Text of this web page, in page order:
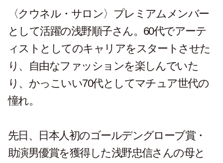
〈クウネル・サロン〉プレミアムメンバー
として活躍の浅野順子さん。60代でアーテ
ィストとしてのキャリアをスタートさせた
り、自由なファッションを楽しんでいた
り、かっこいい70代としてマチュア世代の
憧れ。
先日、日本人初のゴールデングローブ賞・
助演男優賞を獲得した浅野忠信さんの母と